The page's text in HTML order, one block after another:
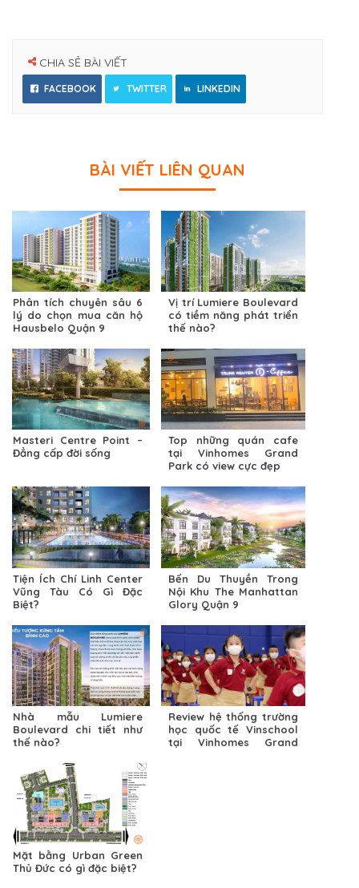
CHIA SẺ BÀI VIẾT
FACEBOOK TWITTER LINKEDIN
BÀI VIẾT LIÊN QUAN
Phân tích chuyên sâu 6
lý do chọn mua căn hộ
Hausbelo Quận 9
Vị trí Lumiere Boulevard
có tiềm năng phát triển
thế nào?
Masteri Centre Point –
Đẳng cấp đời sống
Top những quán cafe
tại Vinhomes Grand
Park có view cực đẹp
Tiện Ích Chí Linh Center
Vũng Tàu Có Gì Đặc
Biệt?
Bến Du Thuyền Trong
Nội Khu The Manhattan
Glory Quận 9
Nhà mẫu Lumiere
Boulevard chi tiết như
thế nào?
Review hệ thống trường
học quốc tế Vinschool
tại Vinhomes Grand
Mặt bằng Urban Green
Thủ Đức có gì đặc biệt?